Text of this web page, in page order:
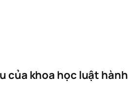
của khoa học luật hành